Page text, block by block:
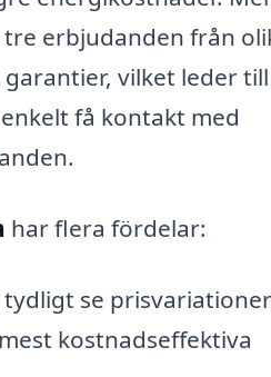
erbjudanden från
vilket leder
få kontakt med
har flera fördelar:
se
kostnadseffektiva